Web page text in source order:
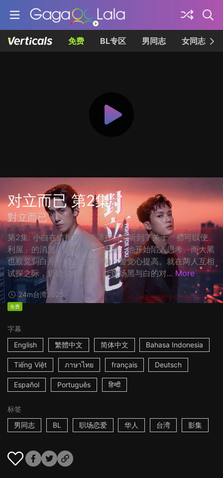
免费 BL专区 男同志 女同志
对立而已 第2集
對立而已
第2集: 小白在情报指导者薄行口中听到了关于「都可以便
利屋」的消息，看着身旁的大黑，他开始陷入思考。而大黑
也察觉到白舟齐的不寻常举动，警觉心提高。就在两人互相
试探之际，奶奶突然到访，让这场黑与白的对... More
24m台湾2025
免费
字幕
English
繁體中文 简体中文 Bahasa Indonesia
Tiếng Việt ภาษาไทย français Deutsch
Español Português हिन्दी
标签
男同志
BL 职场恋爱 华人 台湾 影集